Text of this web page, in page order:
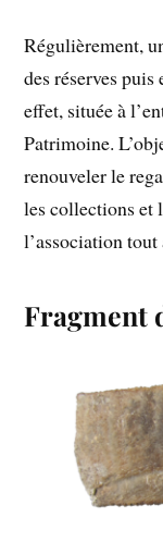
Régulièrement,
des réserves
effet, située à
Patrimoine.
renouveler le
les collections et
l’association tout
Fragment